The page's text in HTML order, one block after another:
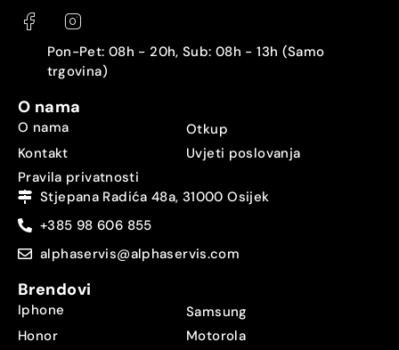
Pon-Pet: 08h - 20h, Sub: 08h - 13h (Samo
trgovina)
O nama
O nama
Otkup
Kontakt
Uvjeti poslovanja
Pravila privatnosti
Stjepana Radića 48a, 31000 Osijek
+385 98 606 855
alphaservis@alphaservis.com
Brendovi
Iphone
Samsung
Honor
Motorola